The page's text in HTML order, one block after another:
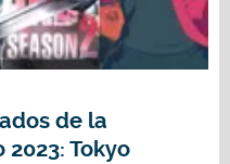
de la
Tokyo